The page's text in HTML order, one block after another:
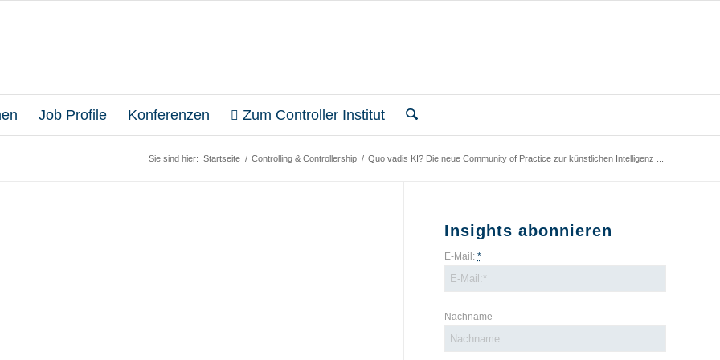
Job Profile Konferenzen Zum Controller Institut
Sie sind hier: Startseite / Controlling & Controllership / Quo vadis KI? Die neue Community of Practice zur künstlichen Intelligenz ...
Insights abonnieren
E-Mail:*
Nachname